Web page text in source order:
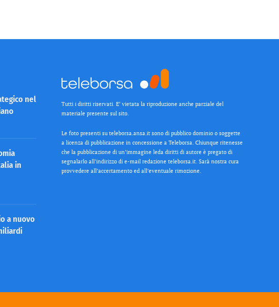
nel
in
a nuovo
Tutti i diritti riservati. E’ vietata la riproduzione anche parziale del
materiale presente sul sito.
Le foto presenti su teleborsa.ansa.it sono di pubblico dominio o soggette
a licenza di pubblicazione in concessione a Teleborsa. Chiunque ritenesse
che la pubblicazione di un’immagine leda diritti di autore è pregato di
segnalarlo all’indirizzo di e-mail redazione teleborsa.it. Sarà nostra cura
provvedere all’accertamento ed all’eventuale rimozione.